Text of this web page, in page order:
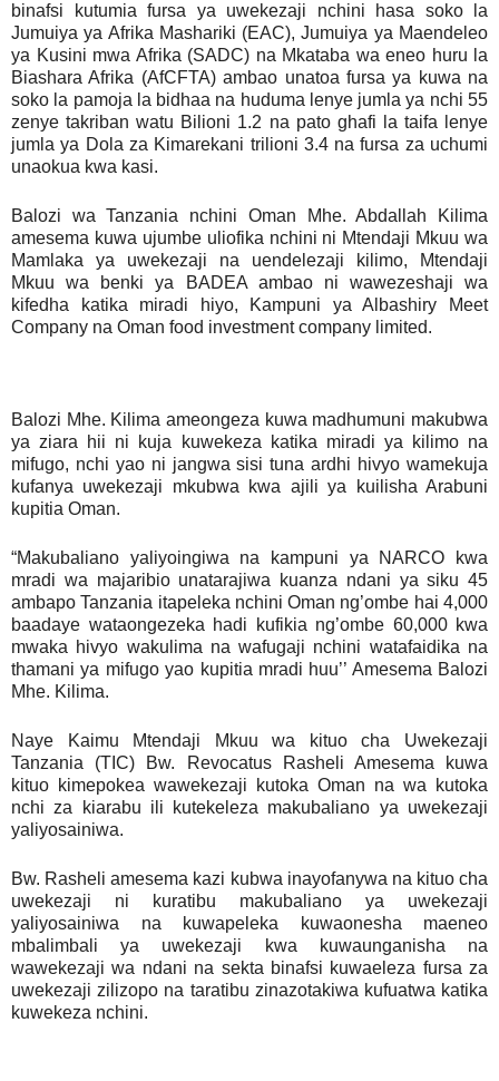
binafsi kutumia fursa ya uwekezaji nchini hasa soko la
Jumuiya ya Afrika Mashariki (EAC), Jumuiya ya Maendeleo
ya Kusini mwa Afrika (SADC) na Mkataba wa eneo huru la
Biashara Afrika (AfCFTA) ambao unatoa fursa ya kuwa na
soko la pamoja la bidhaa na huduma lenye jumla ya nchi 55
zenye takriban watu Bilioni 1.2 na pato ghafi la taifa lenye
jumla ya Dola za Kimarekani trilioni 3.4 na fursa za uchumi
unaokua kwa kasi.
Balozi wa Tanzania nchini Oman Mhe. Abdallah Kilima
amesema kuwa ujumbe uliofika nchini ni Mtendaji Mkuu wa
Mamlaka ya uwekezaji na uendelezaji kilimo, Mtendaji
Mkuu wa benki ya BADEA ambao ni wawezeshaji wa
kifedha katika miradi hiyo, Kampuni ya Albashiry Meet
Company na Oman food investment company limited.
Balozi Mhe. Kilima ameongeza kuwa madhumuni makubwa
ya ziara hii ni kuja kuwekeza katika miradi ya kilimo na
mifugo, nchi yao ni jangwa sisi tuna ardhi hivyo wamekuja
kufanya uwekezaji mkubwa kwa ajili ya kuilisha Arabuni
kupitia Oman.
“Makubaliano yaliyoingiwa na kampuni ya NARCO kwa
mradi wa majaribio unatarajiwa kuanza ndani ya siku 45
ambapo Tanzania itapeleka nchini Oman ng’ombe hai 4,000
baadaye wataongezeka hadi kufikia ng’ombe 60,000 kwa
mwaka hivyo wakulima na wafugaji nchini watafaidika na
thamani ya mifugo yao kupitia mradi huu’’ Amesema Balozi
Mhe. Kilima.
Naye Kaimu Mtendaji Mkuu wa kituo cha Uwekezaji
Tanzania (TIC) Bw. Revocatus Rasheli Amesema kuwa
kituo kimepokea wawekezaji kutoka Oman na wa kutoka
nchi za kiarabu ili kutekeleza makubaliano ya uwekezaji
yaliyosainiwa.
Bw. Rasheli amesema kazi kubwa inayofanywa na kituo cha
uwekezaji ni kuratibu makubaliano ya uwekezaji
yaliyosainiwa na kuwapeleka kuwaonesha maeneo
mbalimbali ya uwekezaji kwa kuwaunganisha na
wawekezaji wa ndani na sekta binafsi kuwaeleza fursa za
uwekezaji zilizopo na taratibu zinazotakiwa kufuatwa katika
kuwekeza nchini.